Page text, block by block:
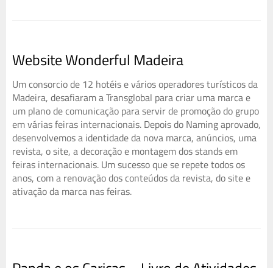
Website Wonderful Madeira
Um consorcio de 12 hotéis e vários operadores turísticos da
Madeira, desafiaram a Transglobal para criar uma marca e
um plano de comunicação para servir de promoção do grupo
em várias feiras internacionais. Depois do Naming aprovado,
desenvolvemos a identidade da nova marca, anúncios, uma
revista, o site, a decoração e montagem dos stands em
feiras internacionais. Um sucesso que se repete todos os
anos, com a renovação dos conteúdos da revista, do site e
ativação da marca nas feiras.